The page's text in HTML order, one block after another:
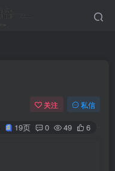
关注 私信
19页 0 49 6